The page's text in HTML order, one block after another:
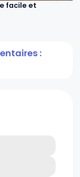
facile et
: